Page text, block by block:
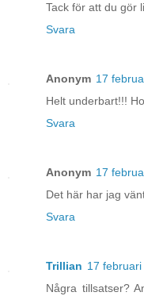
Tack för att du gör
Svara
Anonym 17
Helt underbart!!!
Svara
Anonym 17
Det här har jag
Svara
Trillian 17
Några tillsatser?